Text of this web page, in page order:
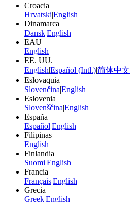
Croacia
Hrvatski|English
Dinamarca
Dansk|English
EAU
English
EE. UU.
English|Español (Intl.)|简体中文
Eslovaquia
Slovenčina|English
Eslovenia
Slovenščina|English
España
Español|English
Filipinas
English
Finlandia
Suomi|English
Francia
Français|English
Grecia
Greek|English